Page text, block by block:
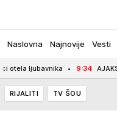
Naslovna Najnovije Vesti
9:34 AJAKS,
RIJALITI TV ŠOU